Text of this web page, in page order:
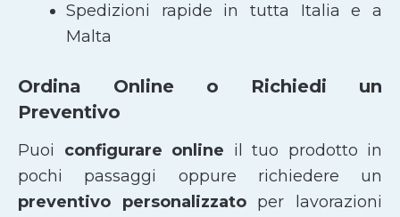
Spedizioni rapide in tutta Italia e a
Malta
Ordina Online o Richiedi un
Preventivo
Puoi configurare online il tuo prodotto in
pochi passaggi oppure richiedere un
preventivo personalizzatoper lavorazioni